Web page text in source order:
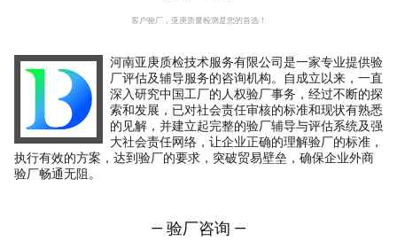
客户验厂，亚庚质量检测是您的首选！
河南亚庚质检技术服务有限公司是一家专业提供验
厂评估及辅导服务的咨询机构。自成立以来，一直
深入研究中国工厂的人权验厂事务，经过不断的探
索和发展，已对社会责任审核的标准和现状有熟悉
的见解，并建立起完整的验厂辅导与评估系统及强
大社会责任网络，让企业正确的理解验厂的标准，
执行有效的方案，达到验厂的要求，突破贸易壁垒，确保企业外商
验厂畅通无阻。
— 验厂咨询 —